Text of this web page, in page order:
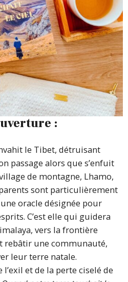
:
le Tibet, détruisant
passage alors que s’enfuit
de montagne, Lhamo,
sont particulièrement
oracle désignée pour
C’est elle qui guidera
vers la frontière
rebâtir une communauté,
leur terre natale.
et de la perte ciselé de